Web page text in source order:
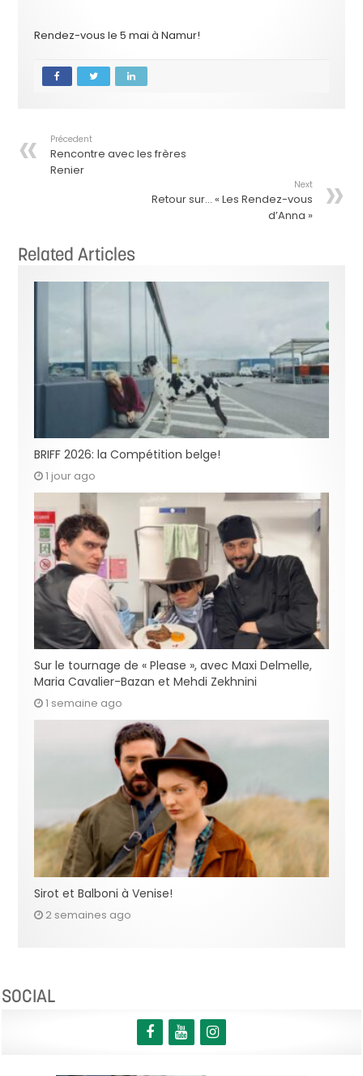
Rendez-vous le 5 mai à Namur!
Précedent
Rencontre avec les frères
Renier
Next
Retour sur… « Les Rendez-vous
d’Anna »
Related Articles
BRIFF 2026: la Compétition belge!
1 jour ago
Sur le tournage de « Please », avec Maxi Delmelle,
Maria Cavalier-Bazan et Mehdi Zekhnini
1 semaine ago
Sirot et Balboni à Venise!
2 semaines ago
SOCIAL